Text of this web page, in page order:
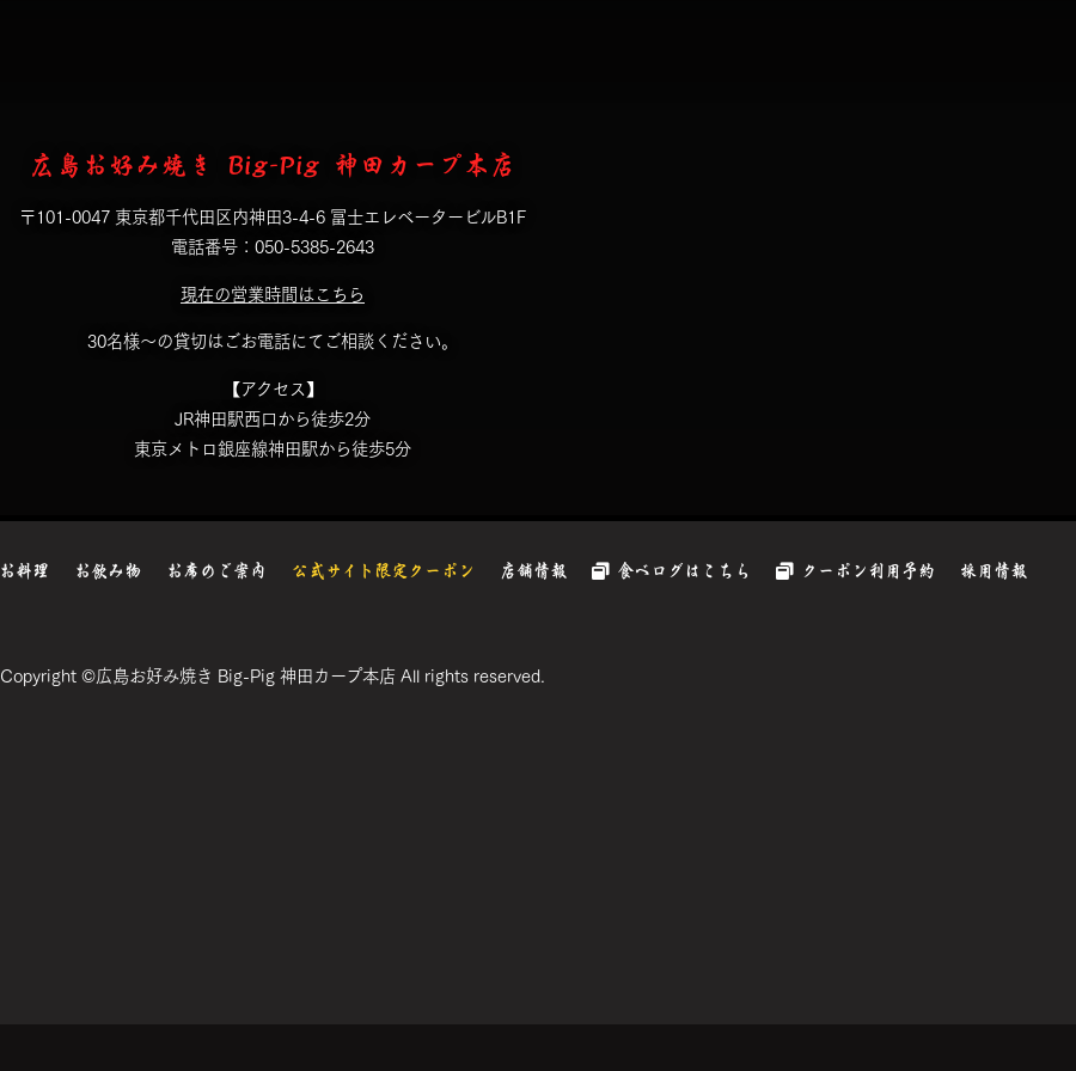
広島お好み焼き Big-Pig 神田カープ本店
〒101-0047 東京都千代田区内神田3-4-6 冨士エレベータービルB1F
電話番号：050-5385-2643
現在の営業時間はこちら
30名様～の貸切はごお電話にてご相談ください。
【アクセス】
JR神田駅西口から徒歩2分
東京メトロ銀座線神田駅から徒歩5分
お料理 お飲み物 お席のご案内 公式サイト限定クーポン 店舗情報 食べログはこちら クーポン利用予約 採用情報
Copyright ©広島お好み焼き Big-Pig 神田カープ本店 All rights reserved.